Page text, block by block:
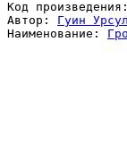
Код
Автор: Гуин
Наименование: